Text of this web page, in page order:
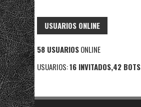
USUARIOS ONLINE
58 USUARIOSONLINE
USUARIOS:16 INVITADOS,42 BOTS